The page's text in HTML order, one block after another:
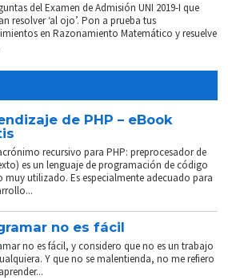
del Examen de Admisión UNI 2019-I que
resolver ‘al ojo’. Pon a prueba tus
en Razonamiento Matemático y resuelve
de PHP – eBook
recursivo para PHP: preprocesador de
es un lenguaje de programación de código
muy utilizado. Es especialmente adecuado para
no es fácil
no es fácil, y considero que no es un trabajo
Y que no se malentienda, no me refiero